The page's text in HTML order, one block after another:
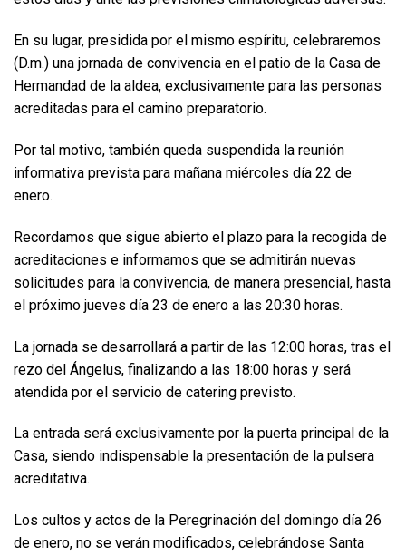
En su lugar, presidida por el mismo espíritu, celebraremos
(D.m.) una jornada de convivencia en el patio de la Casa de
Hermandad de la aldea, exclusivamente para las personas
acreditadas para el camino preparatorio.
Por tal motivo, también queda suspendida la reunión
informativa prevista para mañana miércoles día 22 de
enero.
Recordamos que sigue abierto el plazo para la recogida de
acreditaciones e informamos que se admitirán nuevas
solicitudes para la convivencia, de manera presencial, hasta
el próximo jueves día 23 de enero a las 20:30 horas.
La jornada se desarrollará a partir de las 12:00 horas, tras el
rezo del Ángelus, finalizando a las 18:00 horas y será
atendida por el servicio de catering previsto.
La entrada será exclusivamente por la puerta principal de la
Casa, siendo indispensable la presentación de la pulsera
acreditativa.
Los cultos y actos de la Peregrinación del domingo día 26
de enero, no se verán modificados, celebrándose Santa